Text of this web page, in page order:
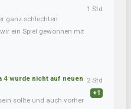
ganz schlechten
ein Spiel gewonnen mit
1 Std
4 wurde nicht auf neuen
sollte und auch vorher
2 Std
+1